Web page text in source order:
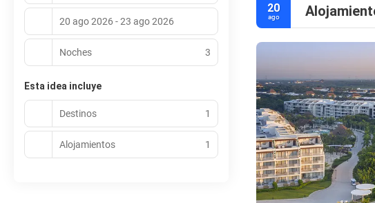
20
ago
20 ago 2026 - 23 ago 2026
Noches 3
Esta idea incluye
Destinos 1
Alojamientos 1